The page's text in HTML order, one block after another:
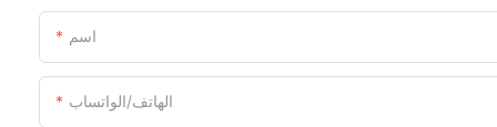
اسم
الهاتف/الواتساب